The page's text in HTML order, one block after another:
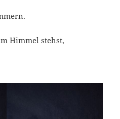
Himmel stehst,